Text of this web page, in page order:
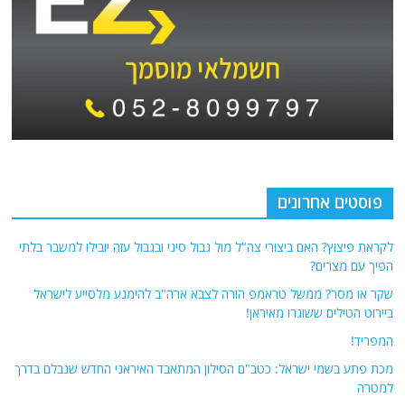
פוסטים אחרונים
לקראת פיצוץ? האם ביצורי צה"ל מול גבול סיני ובגבול עזה יובילו למשבר בלתי
הפיך עם מצרים?
שקר או מסר? ממשל טראמפ הורה לצבא ארה"ב להימנע מלסייע לישראל
ביירוט הטילים ששוגרו מאיראן!
המפריד!
מכת פתע בשמי ישראל: כטב"ם הסילון המתאבד האיראני החדש שנבלם בדרך
למטרה